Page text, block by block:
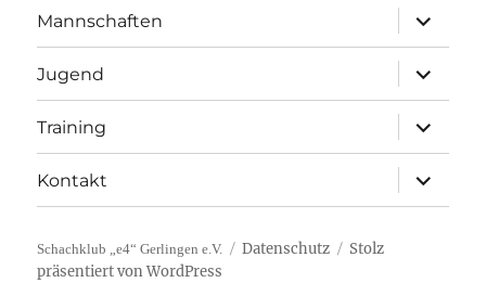
Mannschaften
öffnen
Jugend
öffnen
Training
öffnen
Kontakt
öffnen
Schachklub „e4“ Gerlingen e.V. Datenschutz
Stolz
präsentiert von WordPress